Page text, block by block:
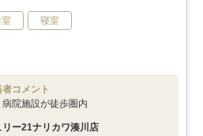
寝室
コメント
院施設が徒歩圏内
リー21ナリカワ湊川店